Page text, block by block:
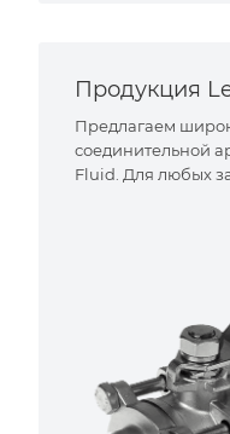
Продукция
Предлагаем
соединительной
Fluid. Для любых